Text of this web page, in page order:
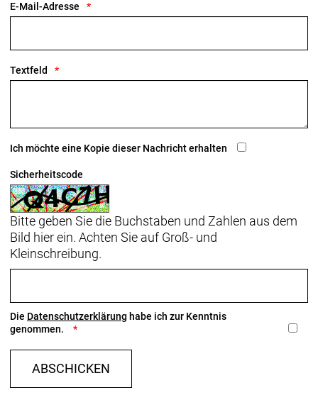
E-Mail-Adresse
Textfeld
Ich möchte eine Kopie dieser Nachricht erhalten
Sicherheitscode
Bitte geben Sie die Buchstaben und Zahlen aus dem
Bild hier ein. Achten Sie auf Groß- und
Kleinschreibung.
Die Datenschutzerklärung habe ich zur Kenntnis
genommen.
ABSCHICKEN